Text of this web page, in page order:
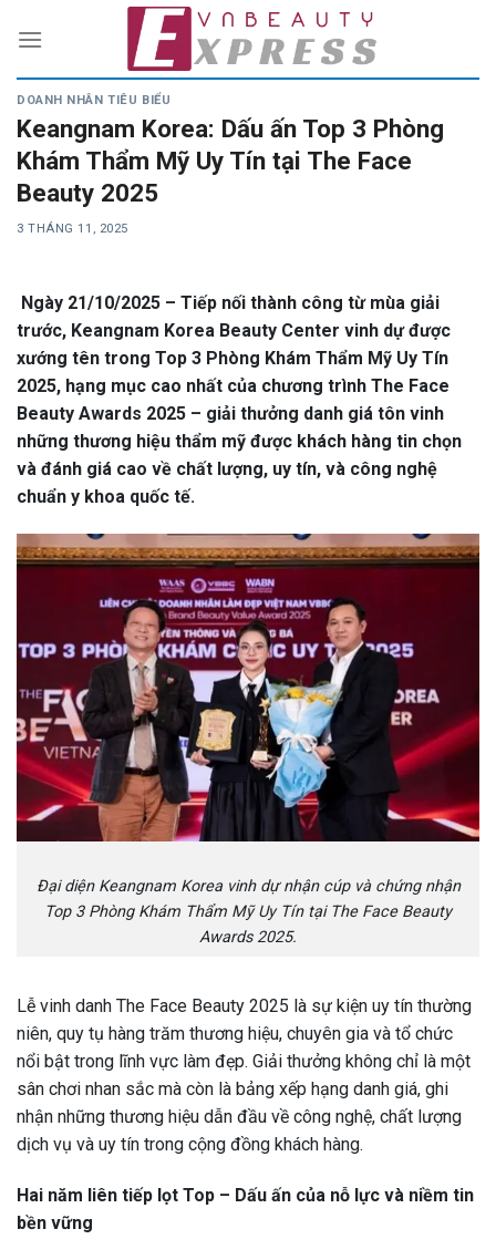
DOANH NHÂN TIÊU BIỂU
Keangnam Korea: Dấu ấn Top 3 Phòng
Khám Thẩm Mỹ Uy Tín tại The Face
Beauty 2025
3 THÁNG 11, 2025
Ngày 21/10/2025 – Tiếp nối thành công từ mùa giải
trước, Keangnam Korea Beauty Center vinh dự được
xướng tên trong Top 3 Phòng Khám Thẩm Mỹ Uy Tín
2025, hạng mục cao nhất của chương trình The Face
Beauty Awards 2025 – giải thưởng danh giá tôn vinh
những thương hiệu thẩm mỹ được khách hàng tin chọn
và đánh giá cao về chất lượng, uy tín, và công nghệ
chuẩn y khoa quốc tế.
Đại diện Keangnam Korea vinh dự nhận cúp và chứng nhận
Top 3 Phòng Khám Thẩm Mỹ Uy Tín tại The Face Beauty
Awards 2025.
Lễ vinh danh The Face Beauty 2025 là sự kiện uy tín thường
niên, quy tụ hàng trăm thương hiệu, chuyên gia và tổ chức
nổi bật trong lĩnh vực làm đẹp. Giải thưởng không chỉ là một
sân chơi nhan sắc mà còn là bảng xếp hạng danh giá, ghi
nhận những thương hiệu dẫn đầu về công nghệ, chất lượng
dịch vụ và uy tín trong cộng đồng khách hàng.
Hai năm liên tiếp lọt Top – Dấu ấn của nỗ lực và niềm tin
bền vững